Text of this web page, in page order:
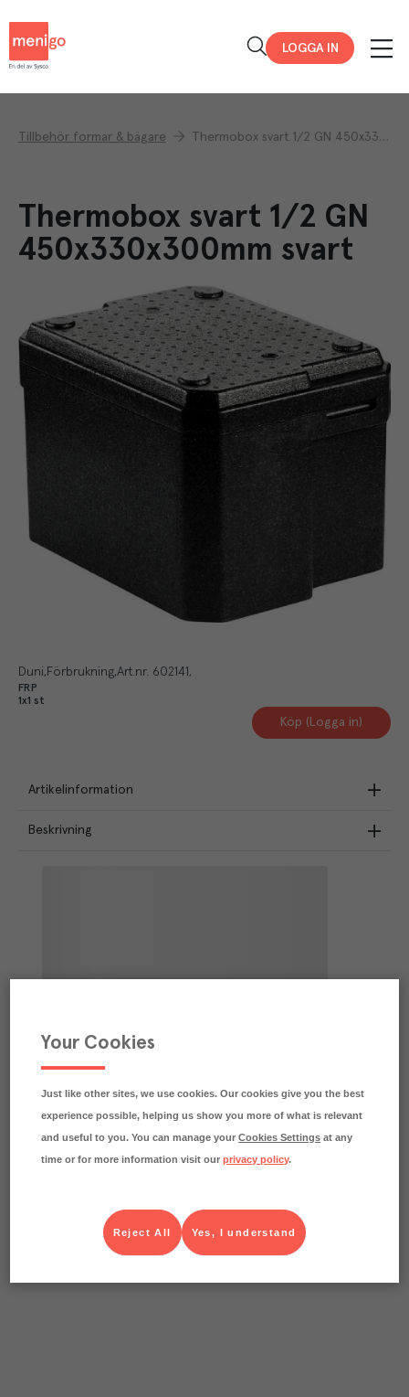
LOGGA IN
Tillbehör formar & bägare Thermobox svart 1/2 GN 450x330x300mm svart
Thermobox svart 1/2 GN
450x330x300mm svart
Duni Förbrukning Art.nr. 602141
FRP
1x1 st
Köp (Logga in)
Artikelinformation
Beskrivning
Your Cookies
Just like other sites, we use cookies. Our cookies give you the best
experience possible, helping us show you more of what is relevant
and useful to you. You can manage yourCookies Settings at any
time or for more information visit ourprivacy policy.
Yes, I understand
Reject All